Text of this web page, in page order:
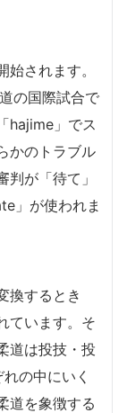
されます。
の国際試合で
hajime」でス
かのトラブル
が「待て」
」が使われま
換するとき
ています。そ
道は投技・投
の中にいく
道を象徴する